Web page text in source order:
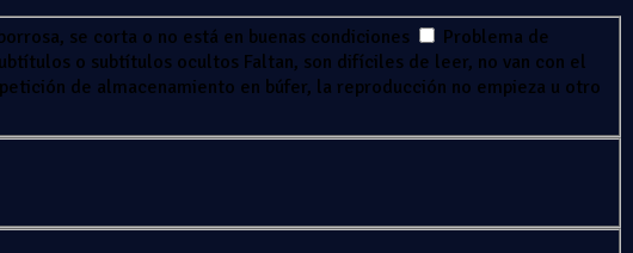
se corta o no está en buenas condiciones
Problema de
o subtítulos ocultos Faltan, son difíciles de leer, no van con el
de almacenamiento en búfer, la reproducción no empieza u otro